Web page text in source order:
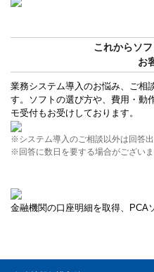
これからソ
お
業務システム導入のお悩み、ご相
す。ソフトの選び方や、費用・動
モ受付もお受けしております。
※システム導入のご相談以外は回答出
※回答に数日を要する場合がございま
金融機関の口座明細を取得、PCA